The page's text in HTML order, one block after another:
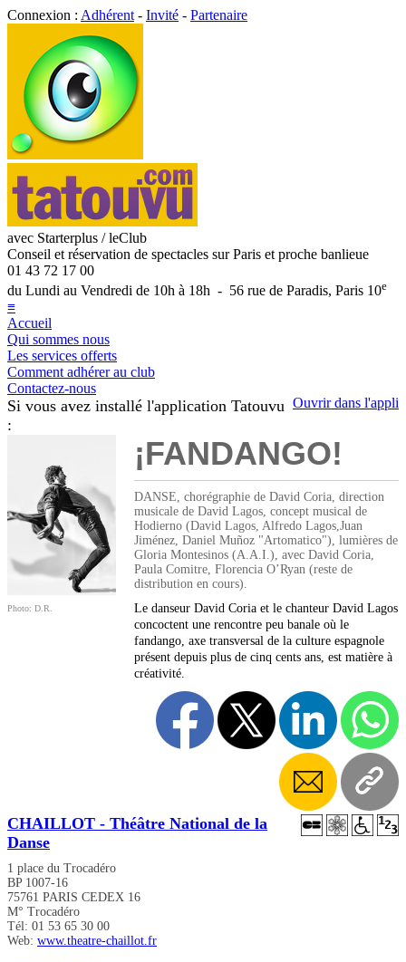
Connexion : Adhérent - Invité - Partenaire
avec Starterplus / leClub
Conseil et réservation de spectacles sur Paris et proche banlieue
01 43 72 17 00
du Lundi au Vendredi de 10h à 18h - 56 rue de Paradis, Paris 10e
≡
Accueil
Qui sommes nous
Les services offerts
Comment adhérer au club
Contactez-nous
Ouvrir dans l'appli
Si vous avez installé l'application Tatouvu
:
Photo: D.R.
¡FANDANGO!
DANSE, chorégraphie de David Coria, direction
musicale de David Lagos, concept musical de
Hodierno (David Lagos, Alfredo Lagos,Juan
Jiménez, Daniel Muñoz "Artomatico"), lumières de
Gloria Montesinos (A.A.I.), avec David Coria,
Paula Comitre, Florencia O’Ryan (reste de
distribution en cours).
Le danseur David Coria et le chanteur David Lagos
concoctent une rencontre peu banale où le
fandango, axe transversal de la culture espagnole
présent depuis plus de cinq cents ans, est matière à
créativité.
CHAILLOT - Théâtre National de la
Danse
1 place du Trocadéro
BP 1007-16
75761 PARIS CEDEX 16
M° Trocadéro
Tél: 01 53 65 30 00
Web: www.theatre-chaillot.fr